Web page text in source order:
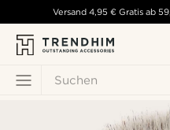
Suchen
Versand 4,95 € Gratis ab